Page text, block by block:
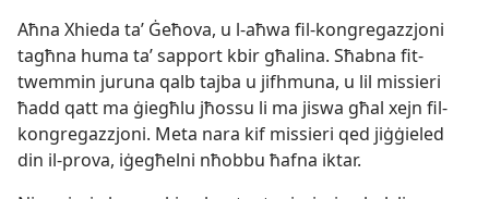
Aħna Xhieda taʼ Ġeħova, u l-​aħwa fil-​kongregazzjoni
tagħna huma taʼ sapport kbir għalina. Sħabna fit-​
twemmin juruna qalb tajba u jifhmuna, u lil missieri
ħadd qatt ma ġiegħlu jħossu li ma jiswa għal xejn fil-​
kongregazzjoni. Meta nara kif missieri qed jiġġieled
din il-​prova, iġegħelni nħobbu ħafna iktar.